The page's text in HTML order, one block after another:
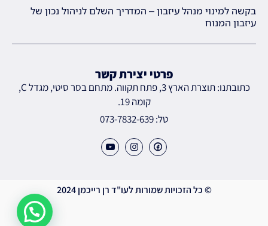
בקשה למינוי מנהל עיזבון – המדריך השלם לניהול נכון של
עיזבון המנוח
פרטי יצירת קשר
כתובתנו: תוצרת הארץ 3, פתח תקווה. מתחם בסר סיטי, מגדל C,
קומה 19.
טל: 073-7832-639
© כל הזכויות שמורות לעו"ד רן רייכמן 2024